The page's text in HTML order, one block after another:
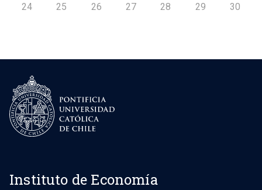
24 25 26 27 28 29 30
Instituto de Economía